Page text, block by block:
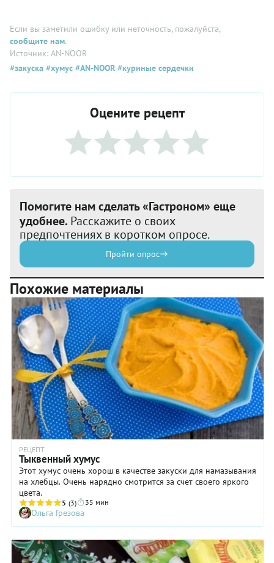
Если вы заметили ошибку или неточность, пожалуйста,
сообщите нам.
Источник: AN-NOOR
#закуска #хумус #AN-NOOR #куриные сердечки
Оцените рецепт
Помогите нам сделать «Гастроном» еще
удобнее. Расскажите о своих
предпочтениях в коротком опросе.
Пройти опрос
Похожие материалы
РЕЦЕПТ
Тыквенный хумус
Этот хумус очень хорош в качестве закуски для намазывания
на хлебцы. Очень нарядно смотрится за счет своего яркого
цвета.
5 (3) 35 мин
Ольга Грезова